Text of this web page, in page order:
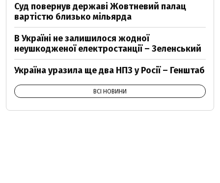
Суд повернув державі Жовтневий палац
вартістю близько мільярда
В Україні не залишилося жодної
неушкодженої електростанції – Зеленський
Україна уразила ще два НПЗ у Росії – Генштаб
ВСІ НОВИНИ